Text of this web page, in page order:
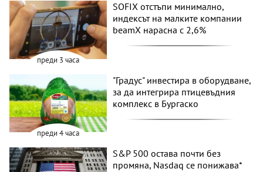
преди 3 часа
SOFIX отстъпи минимално,
индексът на малките компании
beamX нарасна с 2,6%
преди 4 часа
"Градус" инвестира в оборудване,
за да интегрира птицевъдния
комплекс в Бургаско
S&P 500 остава почти без
промяна, Nasdaq се понижава*